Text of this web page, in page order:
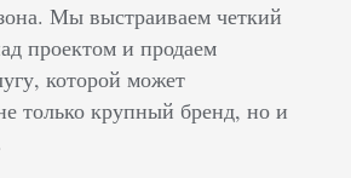
Мы выстраиваем четкий
проектом и продаем
которой может
только крупный бренд, но и